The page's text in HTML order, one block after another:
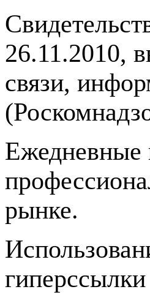
26.11.2010,
связи,
Ежедневные
рынке.
гиперссылки